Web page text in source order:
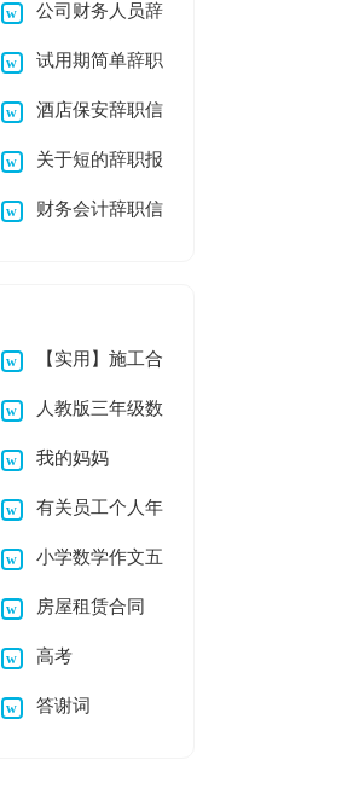
汇编七篇公司财务人员辞
职报告试用期简单辞职
报告酒店保安辞职信
关于短的辞职报
告模板汇编9篇
财务会计辞职信
【实用】施工合
同汇总九篇
人教版三年级数
学下册《小数加减
法》教学反思
我的妈妈
有关员工个人年
终总结范文锦集5篇
小学数学作文五
篇 房屋租赁合同
高考
答谢词